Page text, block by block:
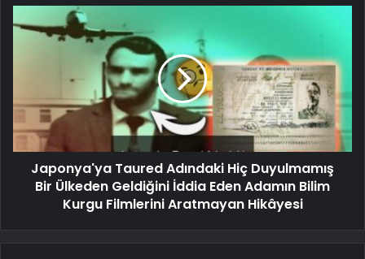
Japonya'ya Taured Adındaki Hiç Duyulmamış
Bir Ülkeden Geldiğini İddia Eden Adamın Bilim
Kurgu Filmlerini Aratmayan Hikâyesi